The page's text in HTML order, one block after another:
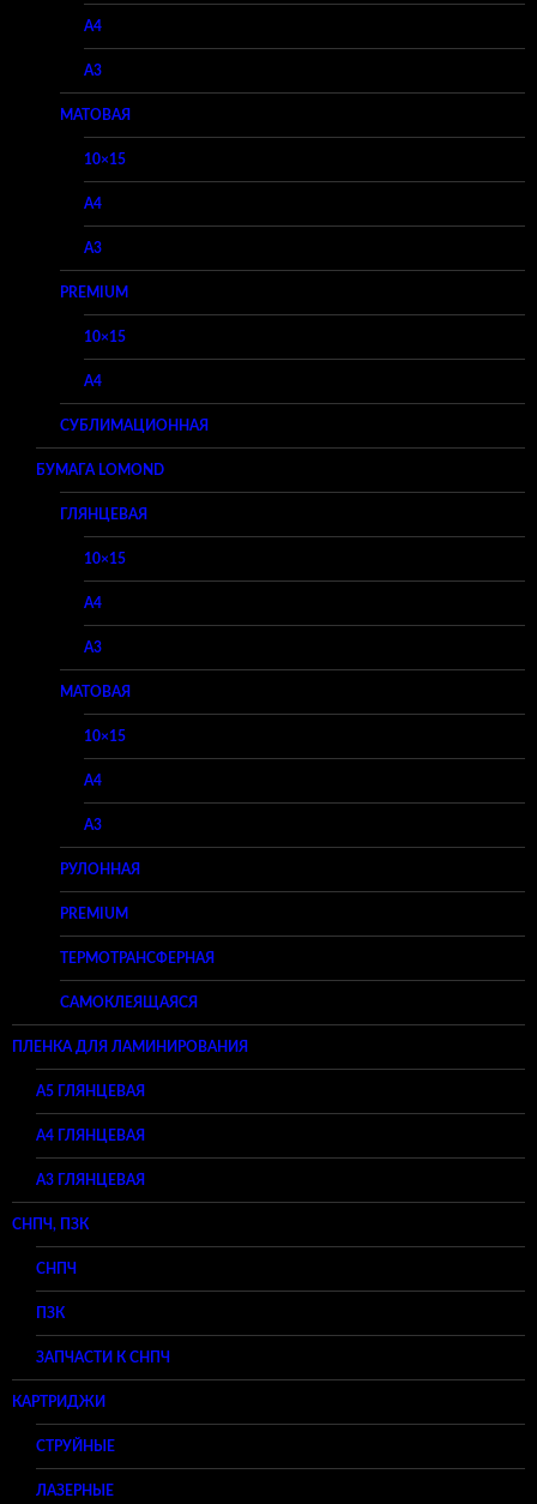
A4
A3
МАТОВАЯ
10×15
A4
A3
PREMIUM
10×15
A4
СУБЛИМАЦИОННАЯ
БУМАГА LOMOND
ГЛЯНЦЕВАЯ
10×15
A4
A3
МАТОВАЯ
10×15
A4
A3
РУЛОННАЯ
PREMIUM
ТЕРМОТРАНСФЕРНАЯ
САМОКЛЕЯЩАЯСЯ
ПЛЕНКА ДЛЯ ЛАМИНИРОВАНИЯ
A5 ГЛЯНЦЕВАЯ
А4 ГЛЯНЦЕВАЯ
A3 ГЛЯНЦЕВАЯ
СНПЧ, ПЗК
СНПЧ
ПЗК
ЗАПЧАСТИ К СНПЧ
КАРТРИДЖИ
СТРУЙНЫЕ
ЛАЗЕРНЫЕ